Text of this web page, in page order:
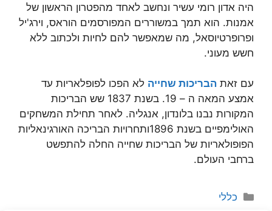
היה אדון רומי עשיר ונחשב לאחד מהפטרון הראשון של
אמנות. הוא תמך במשוררים המפורסמים הוראס, וירג'יל
ופרופרטיוסאל, מה שמאפשר להם לחיות ולכתוב ללא
חשש מעוני.
עם זאת הבריכות שחייה לא הפכו לפופלאריות עד
אמצע המאה ה – 19. בשנת 1837 שש הבריכות
המקורות נבנו בלונדון, אנגליה. לאחר תחילת המשחקים
האולימפיים בשנת 1896ותחרויות הבריכה האורגינאליות
הפופולאריות של הבריכות שחייה החלה להתפשט
ברחבי העולם.
קטגוריות
כללי